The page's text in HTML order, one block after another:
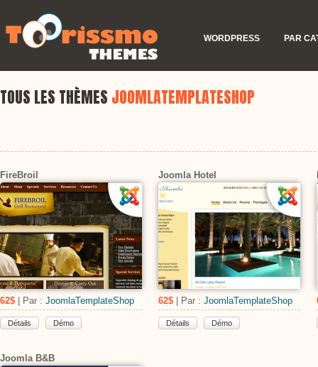
WORDPRESS PAR
TOUS LES THÈMES JOOMLATEMPLATESHOP
FireBroil
62$ | Par : JoomlaTemplateShop
Détails Démo
Joomla Hotel
62$ | Par : JoomlaTemplateShop
Détails Démo
Joomla B&B